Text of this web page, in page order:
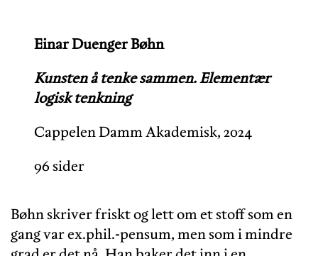
Einar Duenger Bøhn
Kunsten å tenke sammen. Elementær
logisk tenkning
Cappelen Damm Akademisk, 2024
96 sider
Bøhn skriver friskt og lett om et stoff som en
gang var ex.phil.-pensum, men som i mindre